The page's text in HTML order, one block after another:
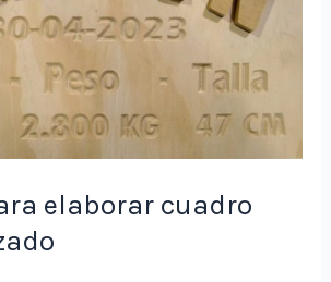
elaborar cuadro